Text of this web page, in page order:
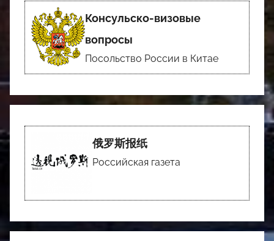
Консульско-визовые
вопросы
Посольство России в Китае
俄罗斯报纸
Российская газета